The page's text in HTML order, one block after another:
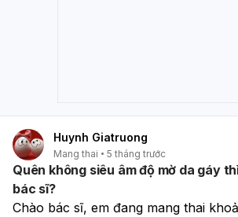
Huynh Giatruong
Mang thai 5 tháng trước
Quên không siêu âm độ mờ da gáy
bác sĩ?
Chào bác sĩ, em đang mang thai